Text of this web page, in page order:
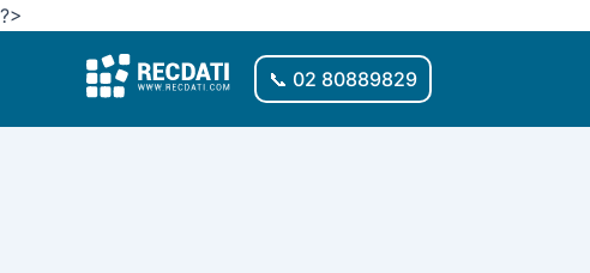
?>
contenuto
📞 02 80889829